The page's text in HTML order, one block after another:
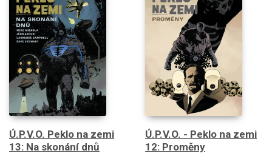
Ú.P.V.O. Peklo na zemi
13: Na skonání dnů
Ú.P.V.O. - Peklo na zemi
12: Proměny